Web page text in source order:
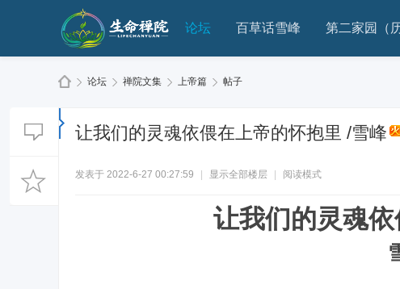
论坛 百草话雪峰 第二家园（
论坛 禅院文集 上帝篇 帖子
让我们的灵魂依偎在上帝的怀抱里 /雪峰
发表于 2022-6-27 00:27:59 显示全部楼层 阅读模式
让我们的灵魂